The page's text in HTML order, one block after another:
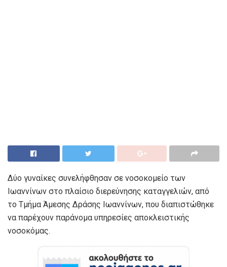
Δύο γυναίκες συνελήφθησαν σε νοσοκομείο των
Ιωαννίνων στο πλαίσιο διερεύνησης καταγγελιών, από
το Τμήμα Άμεσης Δράσης Ιωαννίνων, που διαπιστώθηκε
να παρέχουν παράνομα υπηρεσίες αποκλειστικής
νοσοκόμας.